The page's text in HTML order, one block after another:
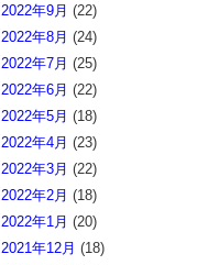
2022年9月 (22)
2022年8月 (24)
2022年7月 (25)
2022年6月 (22)
2022年5月 (18)
2022年4月 (23)
2022年3月 (22)
2022年2月 (18)
2022年1月 (20)
2021年12月 (18)